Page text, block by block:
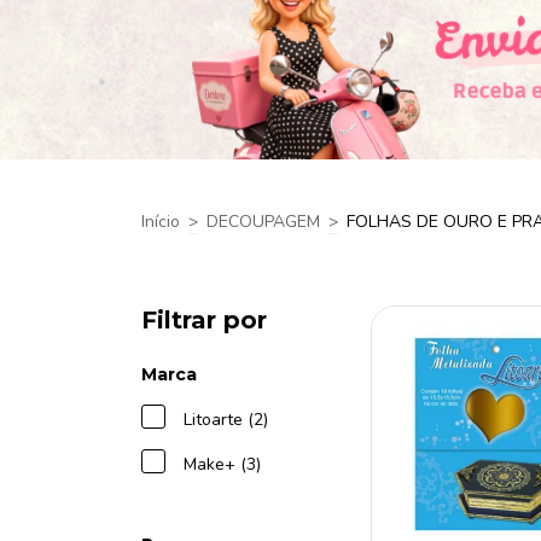
Início > DECOUPAGEM > FOLHAS DE OURO E
Filtrar por
Marca
Litoarte (2)
Make+ (3)